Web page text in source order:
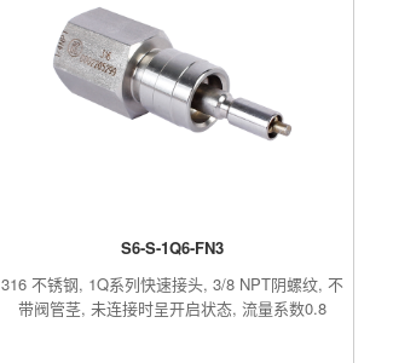
S6-S-1Q6-FN3
316 不锈钢, 1Q系列快速接头, 3/8 NPT阴螺纹, 不
带阀管茎, 未连接时呈开启状态, 流量系数0.8